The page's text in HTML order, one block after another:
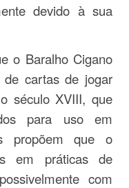
devido à sua
o Baralho Cigano
cartas de jogar
século XVIII, que
para uso em
propõem que o
em práticas de
com